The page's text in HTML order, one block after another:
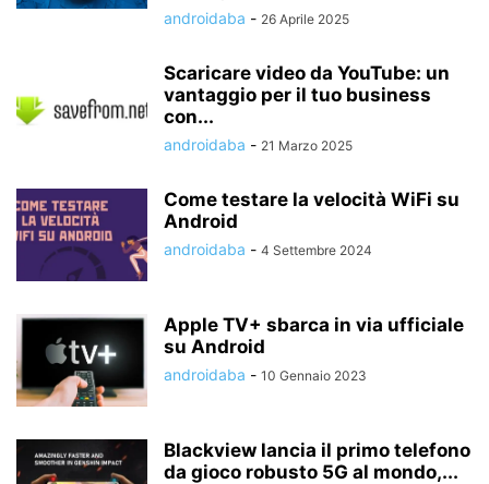
androidaba - 26 Aprile 2025
Scaricare video da YouTube: un
vantaggio per il tuo business
con...
androidaba - 21 Marzo 2025
Come testare la velocità WiFi su
Android
androidaba - 4 Settembre 2024
Apple TV+ sbarca in via ufficiale
su Android
androidaba - 10 Gennaio 2023
Blackview lancia il primo telefono
da gioco robusto 5G al mondo,...